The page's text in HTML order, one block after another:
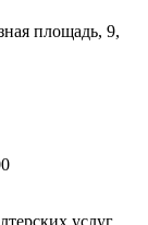
площадь, 9,
услуг